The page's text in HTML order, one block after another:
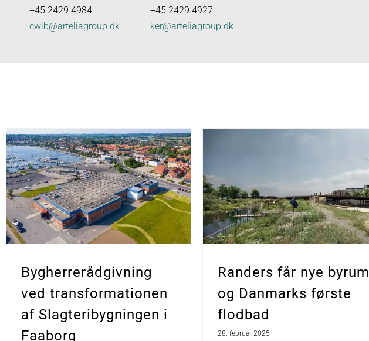
+45 2429 4984
cwib@arteliagroup.dk
+45 2429 4927
ker@arteliagroup.dk
Bygherrerådgivning
ved transformationen
af Slagteribygningen i
Faaborg
Randers får nye byrum
og Danmarks første
flodbad
28. februar 2025